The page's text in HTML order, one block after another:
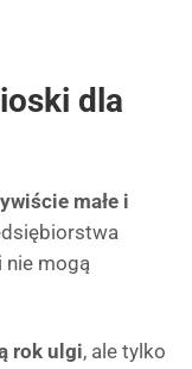
dla
małe i
nie mogą
rok ulgi, ale tylko